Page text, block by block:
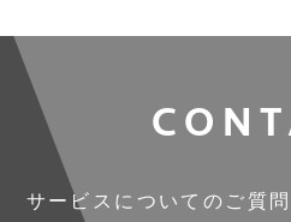
サービスについてのご質問